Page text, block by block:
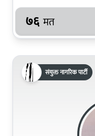
७६ मत
संयुक्त नागरिक पार्टी